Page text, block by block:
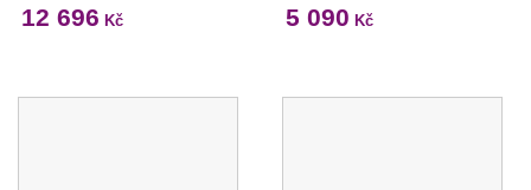
12 696 Kč 5 090 Kč